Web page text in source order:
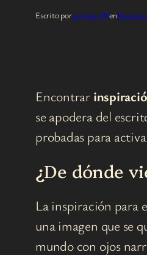
Escrito porsantoago90en
Encontrar
se apodera del
probadas para
¿De dónde
La inspiración para
una imagen que se
mundo con ojos